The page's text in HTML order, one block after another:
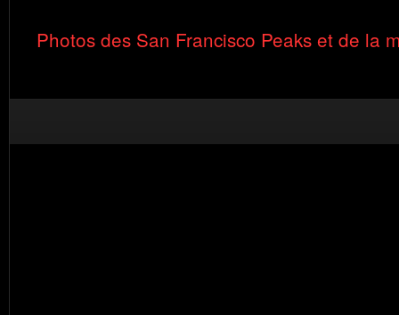
Photos des San Francisco Peaks et de la